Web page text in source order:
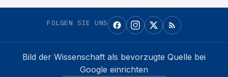
FOLGEN SIE UNS
Bild der Wissenschaft als bevorzugte Quelle bei
Google einrichten